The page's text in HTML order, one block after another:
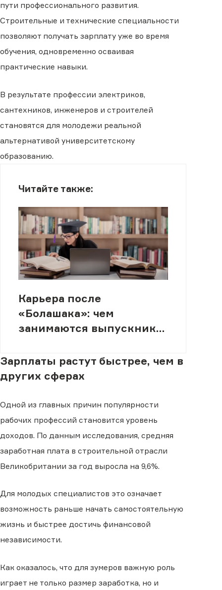
пути профессионального развития.
Строительные и технические специальности
позволяют получать зарплату уже во время
обучения, одновременно осваивая
практические навыки.
В результате профессии электриков,
сантехников, инженеров и строителей
становятся для молодежи реальной
альтернативой университетскому
образованию.
Читайте также:
Карьера после
«Болашака»: чем
занимаются выпускники
Зарплаты растут быстрее, чем в
других сферах
Одной из главных причин популярности
рабочих профессий становится уровень
доходов. По данным исследования, средняя
заработная плата в строительной отрасли
Великобритании за год выросла на 9,6%.
Для молодых специалистов это означает
возможность раньше начать самостоятельную
жизнь и быстрее достичь финансовой
независимости.
Как оказалось, что для зумеров важную роль
играет не только размер заработка, но и